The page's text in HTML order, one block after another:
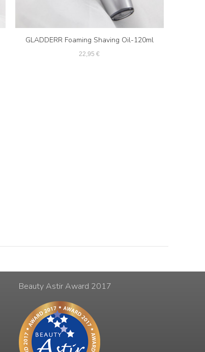
GLADDERR Foaming Shaving Oil-120ml
22,95 €
Beauty Astir Award 2017